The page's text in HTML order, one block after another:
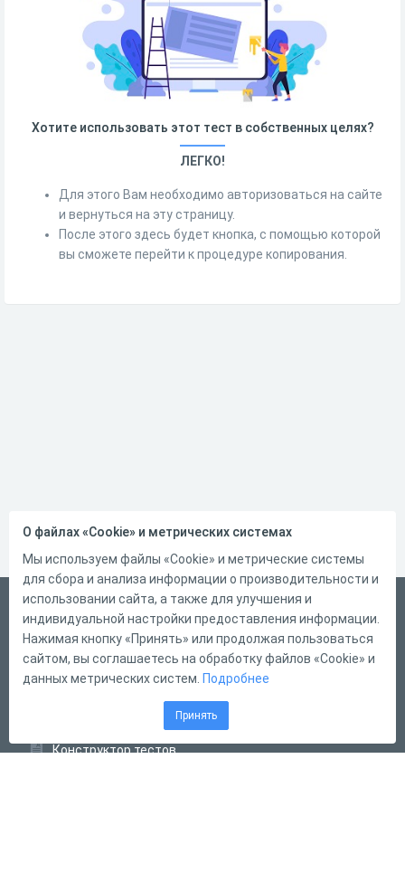
Хотите использовать этот тест в собственных целях?
ЛЕГКО!
Для этого Вам необходимо авторизоваться на сайте
и вернуться на эту страницу.
После этого здесь будет кнопка, с помощью которой
вы сможете перейти к процедуре копирования.
Русский
Справка
Форма обратной связи
Конструктор тестов
О файлах «Cookie» и метрических системах
Мы используем файлы «Cookie» и метрические системы
для сбора и анализа информации о производительности и
использовании сайта, а также для улучшения и
индивидуальной настройки предоставления информации.
Нажимая кнопку «Принять» или продолжая пользоваться
сайтом, вы соглашаетесь на обработку файлов «Cookie» и
данных метрических систем. Подробнее
Принять